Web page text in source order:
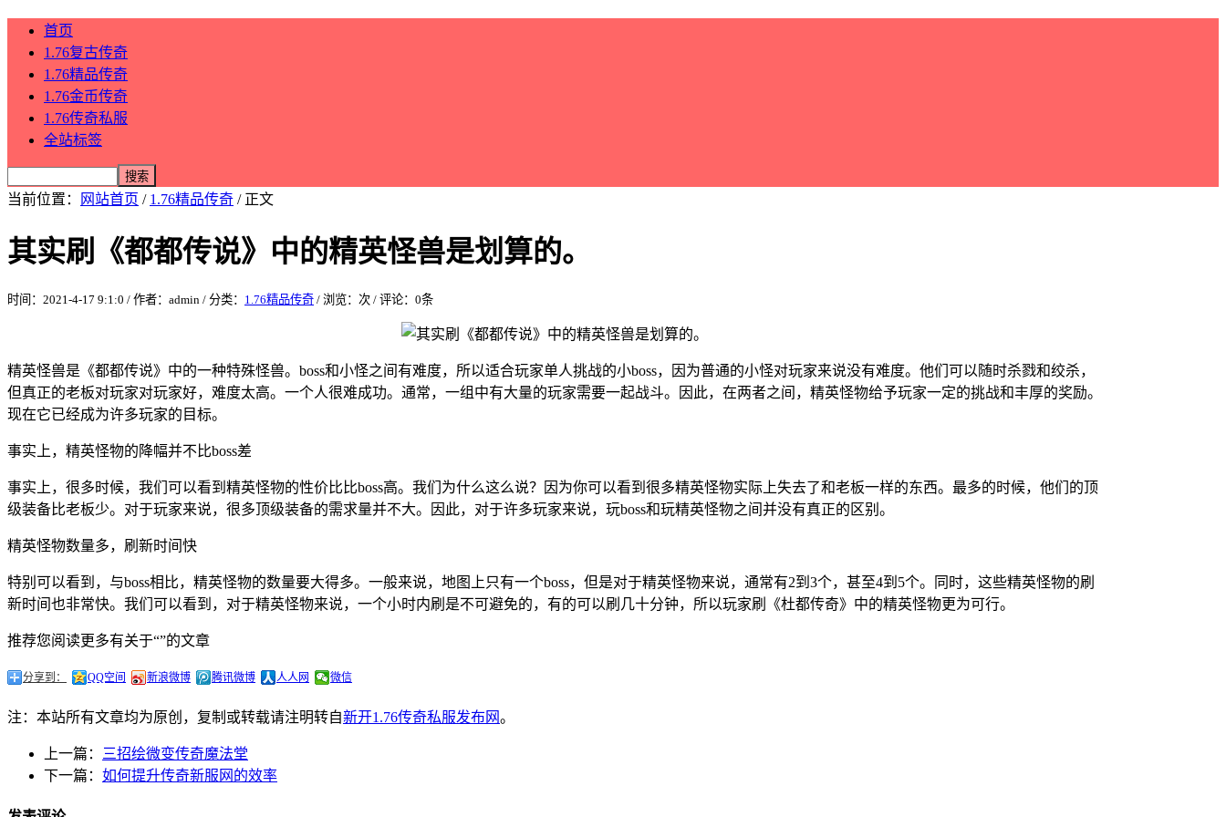
首页
1.76复古传奇
1.76精品传奇
1.76金币传奇
1.76传奇私服
全站标签
当前位置： 网站首页 / 1.76精品传奇 / 正文
其实刷《都都传说》中的精英怪兽是划算的。
时间：2021-4-17 9:1:0 / 作者：admin / 分类： 1.76精品传奇 / 浏览： 次 / 评论：0条
精英怪兽是《都都传说》中的一种特殊怪兽。boss和小怪之间有难度，所以适合玩家单人挑战的小boss，因为普通的小怪对玩家来说没有难度。他们可以随时杀戮和绞杀，
但真正的老板对玩家对玩家好，难度太高。一个人很难成功。通常，一组中有大量的玩家需要一起战斗。因此，在两者之间，精英怪物给予玩家一定的挑战和丰厚的奖励。
现在它已经成为许多玩家的目标。
事实上，精英怪物的降幅并不比boss差
事实上，很多时候，我们可以看到精英怪物的性价比比boss高。我们为什么这么说？因为你可以看到很多精英怪物实际上失去了和老板一样的东西。最多的时候，他们的顶
级装备比老板少。对于玩家来说，很多顶级装备的需求量并不大。因此，对于许多玩家来说，玩boss和玩精英怪物之间并没有真正的区别。
精英怪物数量多，刷新时间快
特别可以看到，与boss相比，精英怪物的数量要大得多。一般来说，地图上只有一个boss，但是对于精英怪物来说，通常有2到3个，甚至4到5个。同时，这些精英怪物的刷
新时间也非常快。我们可以看到，对于精英怪物来说，一个小时内刷是不可避免的，有的可以刷几十分钟，所以玩家刷《杜都传奇》中的精英怪物更为可行。
推荐您阅读更多有关于“”的文章
分享到： QQ空间 新浪微博 腾讯微博 人人网 微信
注：本站所有文章均为原创，复制或转载请注明转自新开1.76传奇私服发布网。
上一篇：
三招绘微变传奇魔法堂
下一篇： 如何提升传奇新服网的效率